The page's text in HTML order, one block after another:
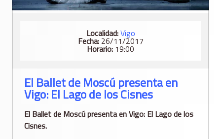
Localidad:Vigo
Fecha:26/11/2017
Horario: 19:00
El Ballet de Moscú presenta en
Vigo: El Lago de los Cisnes
El Ballet de Moscú presenta en Vigo: El Lago de los
Cisnes.